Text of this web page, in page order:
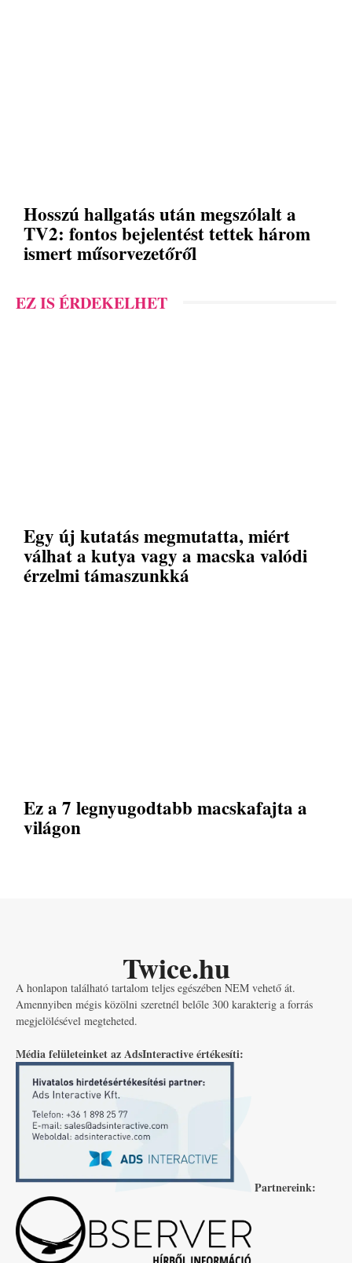
Hosszú hallgatás után megszólalt a
TV2: fontos bejelentést tettek három
ismert műsorvezetőről
EZ IS ÉRDEKELHET
Egy új kutatás megmutatta, miért
válhat a kutya vagy a macska valódi
érzelmi támaszunkká
Ez a 7 legnyugodtabb macskafajta a
világon
Twice.hu
A honlapon található tartalom teljes egészében NEM vehető át.
Amennyiben mégis közölni szeretnél belőle 300 karakterig a forrás
megjelölésével megteheted.
Média felületeinket az AdsInteractive értékesíti:
Partnereink: